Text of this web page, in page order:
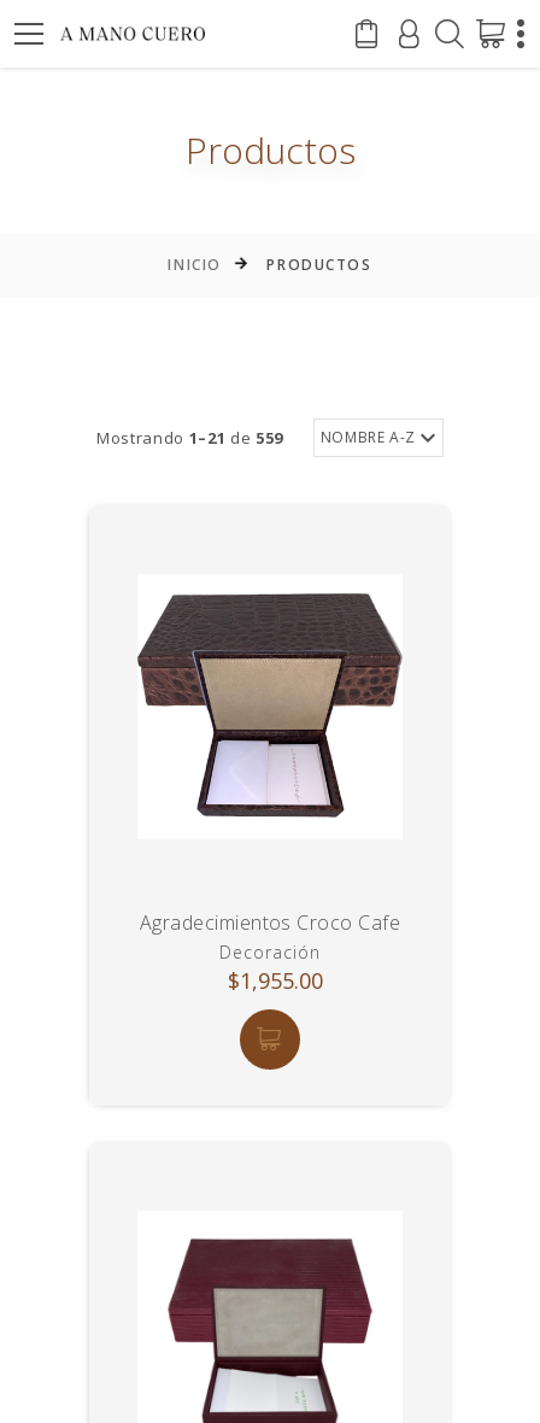
Productos
INICIO PRODUCTOS
Mostrando 1–21 de 559 NOMBRE A-Z
Agradecimientos Croco Cafe
Decoración
$1,955.00